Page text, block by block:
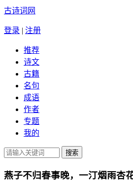
古诗词网
登录 | 注册
推荐
诗文
古籍
名句
成语
作者
专题
我的
燕子不归春事晚，一汀烟雨杏花